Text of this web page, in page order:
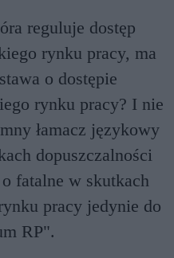
reguluje dostęp
rynku pracy, ma
o dostępie
rynku pracy? I nie
łamacz językowy
dopuszczalności
fatalne w skutkach
pracy jedynie do
RP".